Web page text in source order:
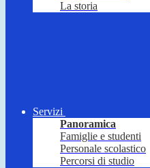
La storia
Servizi
Panoramica
Famiglie e studenti
Personale scolastico
Percorsi di studio